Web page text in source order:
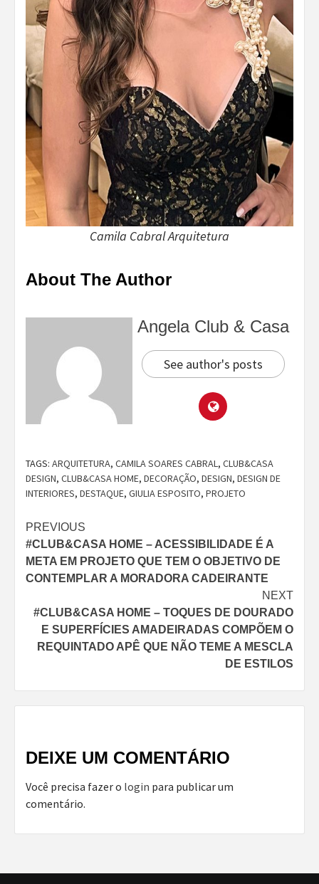
Camila Cabral Arquitetura
About The Author
Angela Club & Casa
See author's posts
TAGS: ARQUITETURA, CAMILA SOARES CABRAL, CLUB&CASA
DESIGN, CLUB&CASA HOME, DECORAÇÃO, DESIGN, DESIGN DE
INTERIORES, DESTAQUE, GIULIA ESPOSITO, PROJETO
Continue
Reading
PREVIOUS
#CLUB&CASA HOME – ACESSIBILIDADE É A
META EM PROJETO QUE TEM O OBJETIVO DE
CONTEMPLAR A MORADORA CADEIRANTE
NEXT
#CLUB&CASA HOME – TOQUES DE DOURADO
E SUPERFÍCIES AMADEIRADAS COMPÕEM O
REQUINTADO APÊ QUE NÃO TEME A MESCLA
DE ESTILOS
DEIXE UM COMENTÁRIO
Você precisa fazer o login para publicar um
comentário.